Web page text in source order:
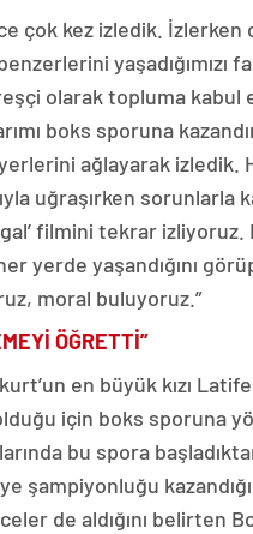
çok kez izledik. İzlerken
benzerlerini yaşadığımızı
olarak topluma kabul
boks sporuna
ağlayarak izledik.
uğraşırken sorunlarla
filmini tekrar
yerde yaşandığını
moral buluyoruz.”
ÖĞRETTİ”
en büyük kızı
için boks sporuna
bu spora
şampiyonluğu
de aldığını belirten